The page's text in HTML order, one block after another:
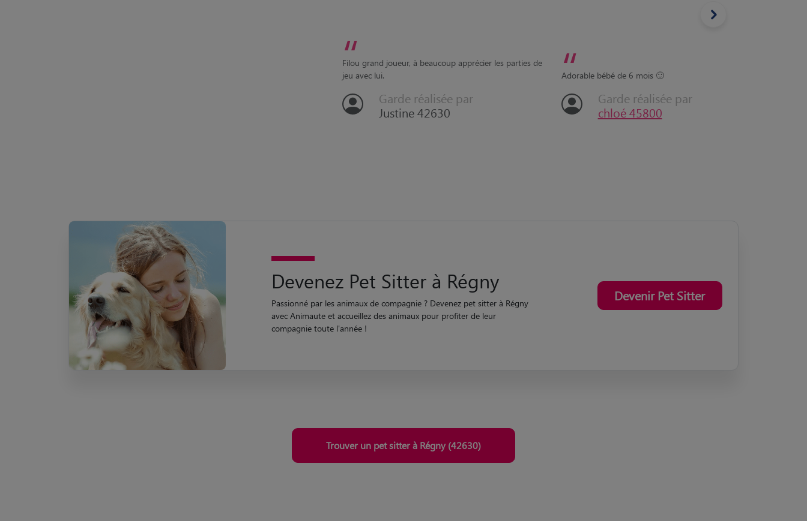
“
Filou grand joueur, à beaucoup apprécier les parties de
jeu avec lui.
Garde réalisée par
Justine 42630
“
Adorable bébé de 6 mois 🙂
Garde réalisée par
chloé 45800
Devenez Pet Sitter à Régny
Passionné par les animaux de compagnie ? Devenez pet sitter à Régny
avec Animaute et accueillez des animaux pour profiter de leur
compagnie toute l'année !
Devenir Pet Sitter
Trouver un pet sitter à Régny (42630)